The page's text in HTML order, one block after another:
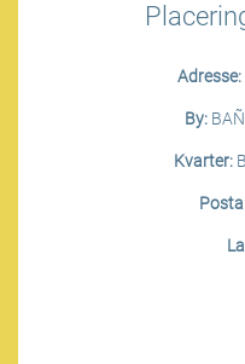
Adresse:
By:
Kvarter: